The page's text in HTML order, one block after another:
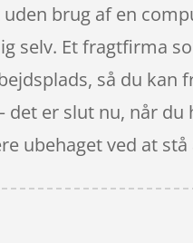
brug af en
selv. Et fragtfirma
så du
det er slut nu, når
ubehaget ved at